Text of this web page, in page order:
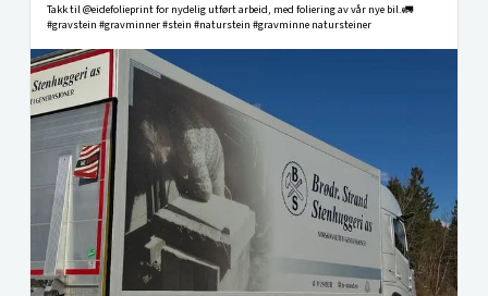
Takk til @eidefolieprint for nydelig utført arbeid, med foliering av vår nye bil.🚛
#gravstein #gravminner #stein #naturstein #gravminne natursteiner